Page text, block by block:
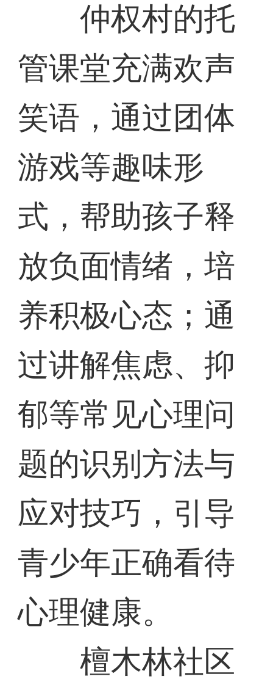
仲权村的托
管课堂充满欢声
笑语，通过团体
游戏等趣味形
式，帮助孩子释
放负面情绪，培
养积极心态；通
过讲解焦虑、抑
郁等常见心理问
题的识别方法与
应对技巧，引导
青少年正确看待
心理健康。
檀木林社区